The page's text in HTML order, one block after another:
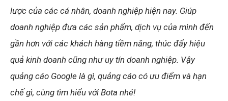
lược của các cá nhân, doanh nghiệp hiện nay. Giúp
doanh nghiệp đưa các sản phẩm, dịch vụ của mình đến
gần hơn với các khách hàng tiềm năng, thúc đẩy hiệu
quả kinh doanh cũng như uy tín doanh nghiệp. Vậy
quảng cáo Google là gì, quảng cáo có ưu điểm và hạn
chế gì, cùng tìm hiểu với Bota nhé!